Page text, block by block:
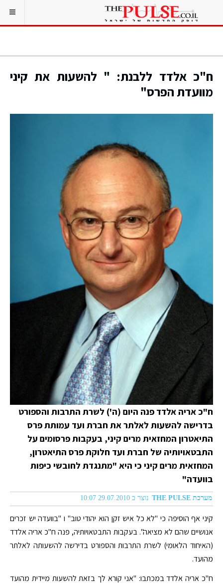
ח"כ אלדד ללבנת: " להשעות את קיני
מוועדת הפרס"
ח"כ אריה אלדד פנה היום (ה') לשרת התרבות והספורט
בדרישה להשעות לאלתר את חברת ועד עמותת פרס
התיאטרון המחזאית מרים קיני, בעקבות פרסומים על
התבטאויותיה של חברת ועד חלוקת פרס התיאטרון,
המחזאית מרים קיני כי היא "מתנגדת לחובשי כיפות
בוועדה"
מערכת THE PULSE נוצר ב 29.07.2010 10:07
קיני אף הוסיפה כי "לא כל איש זקן הוא יהודי טוב" ו "בוועדה יש זכרים
אנושיים שהם לא מציאה". בעקבות התבטאויותיה, פנה ח"כ אריה אלדד
(האיחוד הלאומי) לשרת התרבות והספורט בדירשה להשעותה לאלתר
מהועד.
ח"כ אריה אלדד במכתבו: "אני קורא לך בזאת להשעות מיידית מהועד